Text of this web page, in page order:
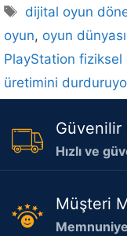
Etiketler
dijital oyun
oyun, oyun
PlayStation fiziksel
üretimini
Güvenilir
Hızlı ve
Müşteri